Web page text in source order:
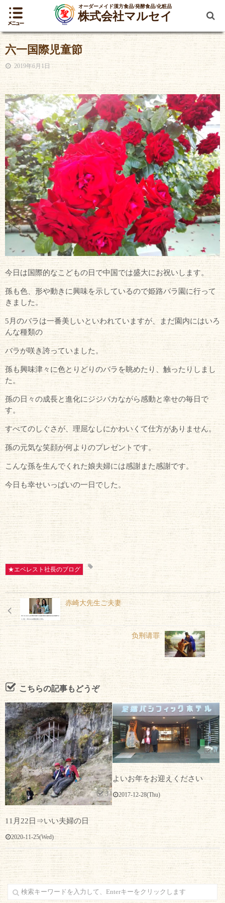
オーダーメイド漢方食品/発酵食品/化粧品
株式会社マルセイ
六一国際児童節
2019年6月1日
今日は国際的なこどもの日で中国では盛大にお祝いします。
孫も色、形や動きに興味を示しているので姫路バラ園に行って
きました。
5月のバラは一番美しいといわれていますが、まだ園内にはいろ
んな種類の
バラが咲き誇っていました。
孫も興味津々に色とりどりのバラを眺めたり、触ったりしまし
た。
孫の日々の成長と進化にジジバカながら感動と幸せの毎日で
す。
すべてのしぐさが、理屈なしにかわいくて仕方がありません。
孫の元気な笑顔が何よりのプレゼントです。
こんな孫を生んでくれた娘夫婦には感謝また感謝です。
今日も幸せいっぱいの一日でした。
★エベレスト社長のブログ
赤崎大先生ご夫妻
负荆请罪
こちらの記事もどうぞ
3
11月22日⇒いい夫婦の日
2020-11-25(Wed)
0
よいお年をお迎えください
2017-12-28(Thu)